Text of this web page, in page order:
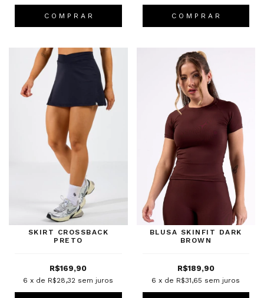
C O M P R A R C O M P R A R
SKIRT CROSSBACK
PRETO
R$169,90
6 x de R$28,32 sem juros
BLUSA SKINFIT DARK
BROWN
R$189,90
6 x de R$31,65 sem juros